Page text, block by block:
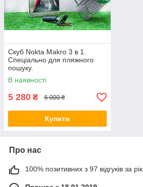
Скуб Nokta Makro 3 в 1.
Спеціально для пляжного
пошуку.
В наявності
5 280 ₴ 6 000 ₴
Купити
Про нас
100% позитивних з 97 відгуків за рік